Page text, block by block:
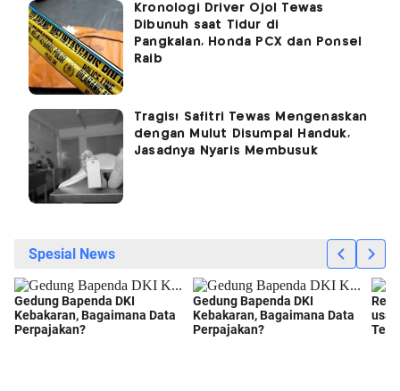
Kronologi Driver Ojol Tewas
Dibunuh saat Tidur di
Pangkalan, Honda PCX dan Ponsel
Raib
Tragis! Safitri Tewas Mengenaskan
dengan Mulut Disumpal Handuk,
Jasadnya Nyaris Membusuk